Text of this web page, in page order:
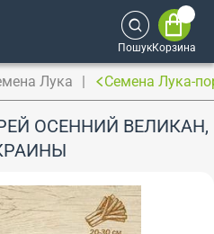
ПошукКорзина
Лука Семена Лука-
ОСЕННИЙ ВЕЛИКАН,